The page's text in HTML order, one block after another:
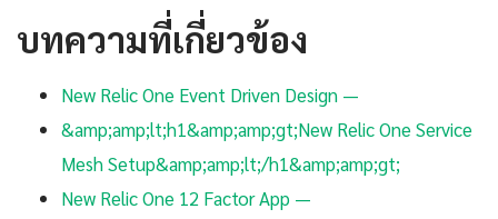
บทความที่เกี่ยวข้อง
New Relic One Event Driven Design —
&amp;amp;lt;h1&amp;amp;gt;New Relic One Service
Mesh Setup&amp;amp;lt;/h1&amp;amp;gt;
New Relic One 12 Factor App —